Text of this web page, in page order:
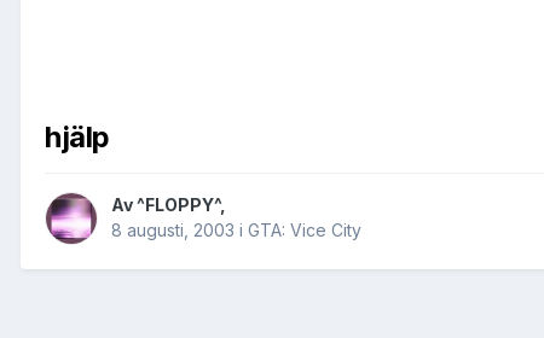
hjälp
Av^FLOPPY^,
8 augusti, 2003 i GTA: Vice City